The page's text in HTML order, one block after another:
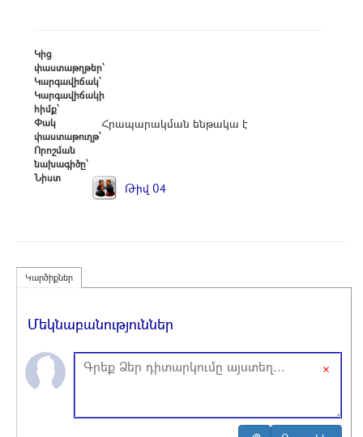
Կից
փաստաթղթեր՝
Կարգավիճակ՝
Կարգավիճակի
հիմք՝
Փակ
փաստաթուղթ՝
Հրապարակման ենթակա է
Որոշման
նախագիծը՝
Նիստ
Թիվ 04
Կարծիքներ
Մեկնաբանություններ
×